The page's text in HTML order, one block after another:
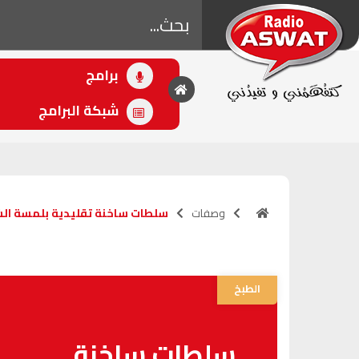
برامج
شبكة البرامج
• اللاحق
زين الترابي
(15:30 - 16:30)
وصفات سلطات ساخنة تقليدية بلمسة
الطبخ